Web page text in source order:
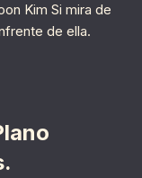
Kim Si mira de
de ella.